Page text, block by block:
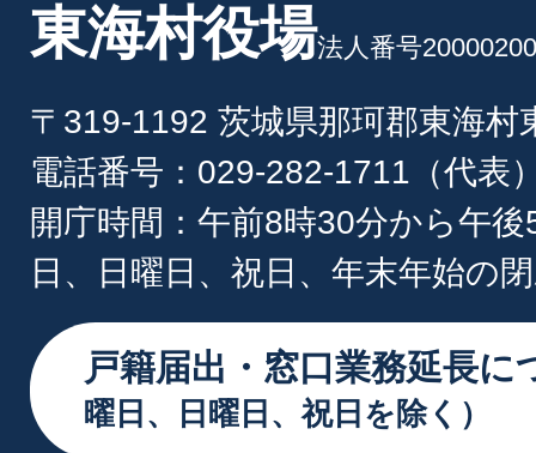
東海村役場法人番号
〒319-1192 茨城県那珂郡東海村
電話番号：029-282-1711（代表
開庁時間：午前8時30分から午
日、日曜日、祝日、年末年始の
戸籍届出・窓口業務延長に
曜日、日曜日、祝日を除く）